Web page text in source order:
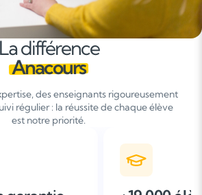
La différence
Anacours
des enseignants rigoureusement
régulier : la réussite de chaque élève
est notre priorité.